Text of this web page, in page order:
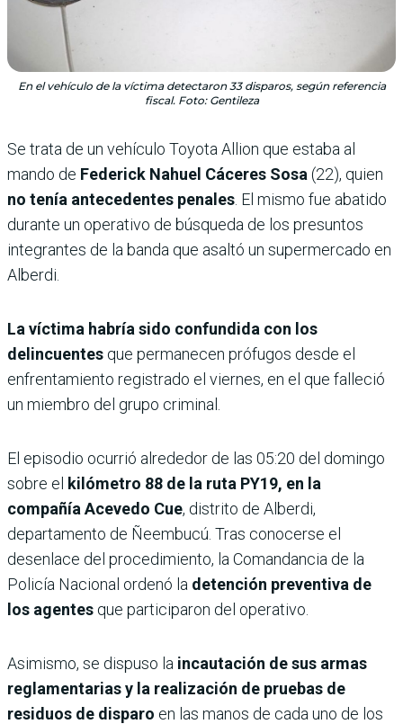
En el vehículo de la víctima detectaron 33 disparos, según referencia
fiscal. Foto: Gentileza
Se trata de un vehículo Toyota Allion que estaba al
mando de Federick Nahuel Cáceres Sosa (22), quien
no tenía antecedentes penales . El mismo fue abatido
durante un operativo de búsqueda de los presuntos
integrantes de la banda que asaltó un supermercado en
Alberdi.
La víctima habría sido confundida con los
delincuentes que permanecen prófugos desde el
enfrentamiento registrado el viernes, en el que falleció
un miembro del grupo criminal.
El episodio ocurrió alrededor de las 05:20 del domingo
sobre el kilómetro 88 de la ruta PY19, en la
compañía Acevedo Cue, distrito de Alberdi,
departamento de Ñeembucú. Tras conocerse el
desenlace del procedimiento, la Comandancia de la
Policía Nacional ordenó la detención preventiva de
los agentes que participaron del operativo.
Asimismo, se dispuso la incautación de sus armas
reglamentarias y la realización de pruebas de
residuos de disparo en las manos de cada uno de los